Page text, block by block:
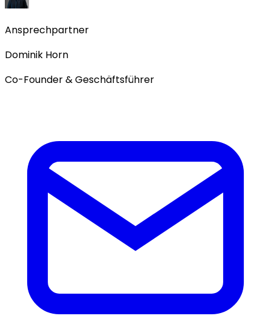
Ansprechpartner
Dominik Horn
Co-Founder & Geschäftsführer